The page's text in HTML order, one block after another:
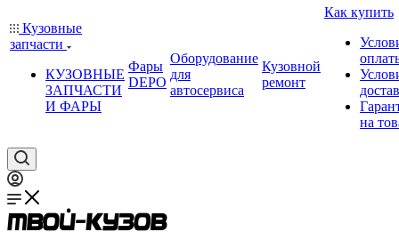
Кузовные
запчасти
КУЗОВНЫЕ
ЗАПЧАСТИ
И ФАРЫ
Фары
DEPO
Оборудование
для
автосервиса
Кузовной
ремонт
Как купить
на